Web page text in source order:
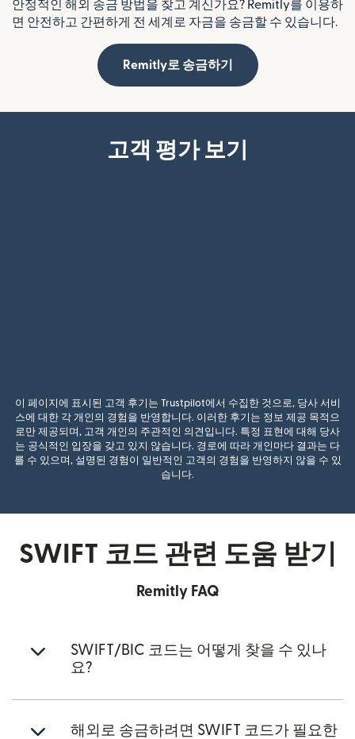
안정적인 해외 송금 방법을 찾고 계신가요? Remitly를 이용하
면 안전하고 간편하게 전 세계로 자금을 송금할 수 있습니다.
Remitly로 송금하기
고객 평가 보기
이 페이지에 표시된 고객 후기는 Trustpilot에서 수집한 것으로, 당사 서비
스에 대한 각 개인의 경험을 반영합니다. 이러한 후기는 정보 제공 목적으
로만 제공되며, 고객 개인의 주관적인 의견입니다. 특정 표현에 대해 당사
는 공식적인 입장을 갖고 있지 않습니다. 경로에 따라 개인마다 결과는 다
를 수 있으며, 설명된 경험이 일반적인 고객의 경험을 반영하지 않을 수 있
습니다.
SWIFT 코드 관련 도움 받기
Remitly FAQ
SWIFT/BIC 코드는 어떻게 찾을 수 있나
요?
해외로 송금하려면 SWIFT 코드가 필요한